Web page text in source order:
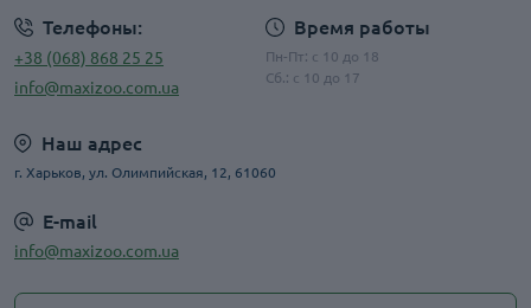
Телефоны:
+38 (068) 868 25 25
info@maxizoo.com.ua
Время работы
Пн-Пт: с 10 до 18
Сб.: с 10 до 17
Наш адрес
г. Харьков, ул. Олимпийская, 12, 61060
E-mail
info@maxizoo.com.ua